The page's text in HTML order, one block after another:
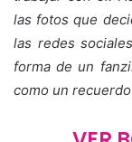
las fotos que
las redes
forma de un
como un recuerdo